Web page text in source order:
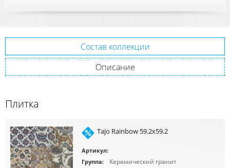
Состав коллекции
Описание
Плитка
Tajo Rainbow 59.2x59.2
Артикул:
Группа:
Керамический гранит